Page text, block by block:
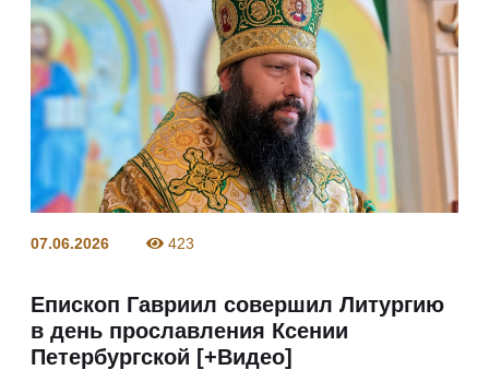
07.06.2026 423
Епископ Гавриил совершил Литургию
в день прославления Ксении
Петербургской [+Видео]